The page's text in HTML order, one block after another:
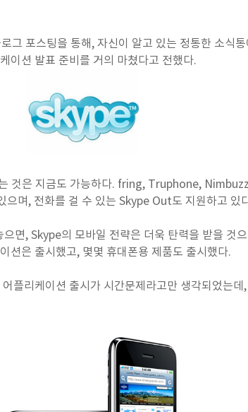
그 포스팅을 통해, 자신이 알고 있는 정통한 소식
션 발표 준비를 거의 마쳤다고 전했다.
은 지금도 가능하다. fring, Truphone, Nimbuzz
으며, 전화를 걸 수 있는 Skype Out도 지원하고 있
면, Skype의 모바일 전략은 더욱 탄력을 받을 것
은 출시했고, 몇몇 휴대폰용 제품도 출시했다.
플리케이션 출시가 시간문제라고만 생각되었는데